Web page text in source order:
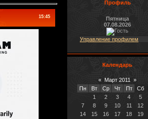
15:45
Профиль
Пятница
07.08.2026
Управление профилем
Календарь
« Март 2011
»
Пн
Вт Ср Чт Пт Сб
1
2 3 4 5
7
8 9 10 11 12
14
15 16 17 18 19